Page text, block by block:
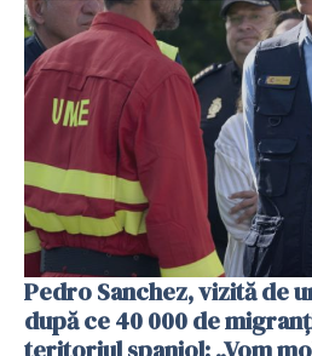
Pedro Sanchez, vizită de
după ce 40 000 de